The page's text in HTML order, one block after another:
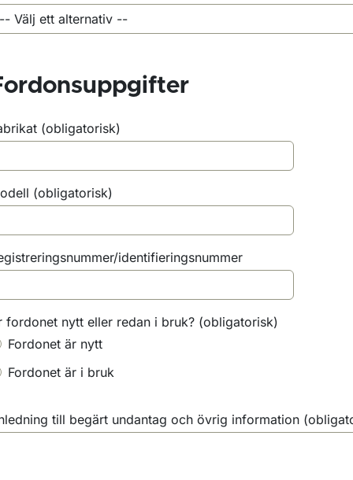
(obligatorisk)
(obligatorisk)
identifieringsnummer
fordonet nytt eller redan i bruk? (obligatorisk)
Fordonet är nytt
Fordonet är i bruk
till begärt undantag och övrig information